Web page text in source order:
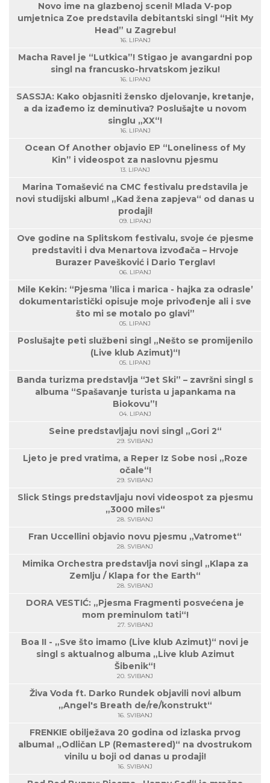
Novo ime na glazbenoj sceni! Mlada V-pop
umjetnica Zoe predstavila debitantski singl “Hit My
Head” u Zagrebu!
16. LIPANJ
Macha Ravel je “Lutkica”! Stigao je avangardni pop
singl na francusko-hrvatskom jeziku!
16. LIPANJ
SASSJA: Kako objasniti žensko djelovanje, kretanje,
a da izađemo iz deminutiva? Poslušajte u novom
singlu „XX“!
16. LIPANJ
Ocean Of Another objavio EP “Loneliness of My
Kin” i videospot za naslovnu pjesmu
13. LIPANJ
Marina Tomašević na CMC festivalu predstavila je
novi studijski album! „Kad žena zapjeva“ od danas u
prodaji!
09. LIPANJ
Ove godine na Splitskom festivalu, svoje će pjesme
predstaviti i dva Menartova izvođača – Hrvoje
Burazer Pavešković i Dario Terglav!
06. LIPANJ
Mile Kekin: “Pjesma ’Ilica i marica - hajka za odrasle’
dokumentaristički opisuje moje privođenje ali i sve
što mi se motalo po glavi”
05. LIPANJ
Poslušajte peti službeni singl „Nešto se promijenilo
(Live klub Azimut)“!
05. LIPANJ
Banda turizma predstavlja “Jet Ski” – završni singl s
albuma “Spašavanje turista u japankama na
Biokovu”!
04. LIPANJ
Seine predstavljaju novi singl „Gori 2“
29. SVIBANJ
Ljeto je pred vratima, a Reper Iz Sobe nosi „Roze
očale“!
29. SVIBANJ
Slick Stings predstavljaju novi videospot za pjesmu
„3000 miles“
28. SVIBANJ
Fran Uccellini objavio novu pjesmu „Vatromet“
28. SVIBANJ
Mimika Orchestra predstavlja novi singl „Klapa za
Zemlju / Klapa for the Earth“
28. SVIBANJ
DORA VESTIĆ: „Pjesma Fragmenti posvećena je
mom preminulom tati“!
27. SVIBANJ
Boa II - „Sve što imamo (Live klub Azimut)“ novi je
singl s aktualnog albuma „Live klub Azimut
Šibenik“!
20. SVIBANJ
Živa Voda ft. Darko Rundek objavili novi album
„Angel's Breath de/re/konstrukt“
16. SVIBANJ
FRENKIE obilježava 20 godina od izlaska prvog
albuma! „Odličan LP (Remastered)“ na dvostrukom
vinilu u boji od danas u prodaji!
16. SVIBANJ